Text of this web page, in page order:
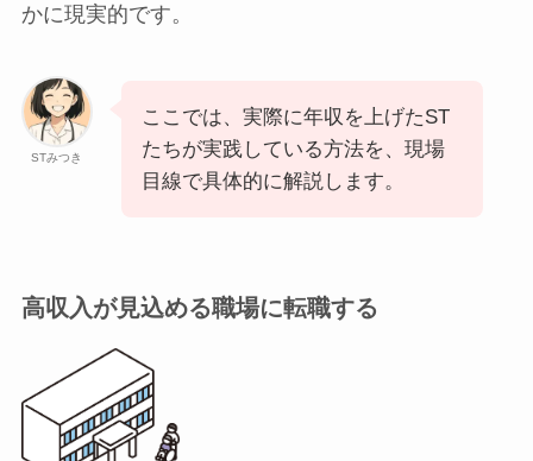
かに現実的です。
STみつき
ここでは、実際に年収を上げたST
たちが実践している方法を、現場
目線で具体的に解説します。
高収入が見込める職場に転職する